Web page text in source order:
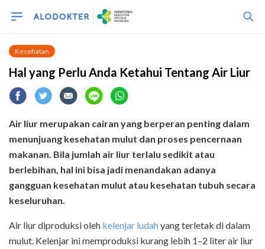
Kesehatan
Hal yang Perlu Anda Ketahui Tentang Air Liur
Air liur merupakan cairan yang berperan penting dalam
menunjuang kesehatan mulut dan proses pencernaan
makanan. Bila jumlah air liur terlalu sedikit atau
berlebihan, hal ini bisa jadi menandakan adanya
gangguan kesehatan mulut atau kesehatan tubuh secara
keseluruhan.
Air liur diproduksi oleh kelenjar ludahyang terletak di dalam
mulut. Kelenjar ini memproduksi kurang lebih 1–2 liter air liur